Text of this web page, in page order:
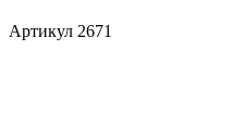
Артикул 2671